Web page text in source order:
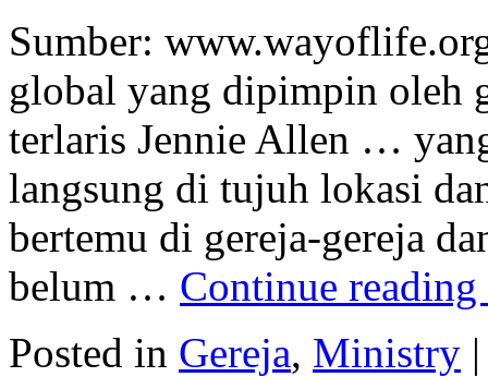
Sumber:
global yang dipimpin oleh
terlaris Jennie Allen …
langsung di tujuh lokasi
bertemu di gereja-gereja
belum … Continue reading
Posted in Gereja, Ministry |